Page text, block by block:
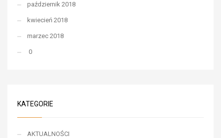
październik 2018
kwiecień 2018
marzec 2018
0
KATEGORIE
AKTUALNOŚCI